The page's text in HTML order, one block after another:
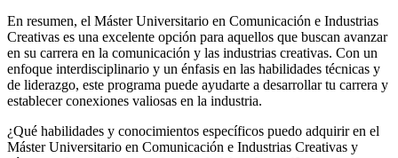
En resumen, el Máster Universitario en Comunicación e Industrias
Creativas es una excelente opción para aquellos que buscan avanzar
en su carrera en la comunicación y las industrias creativas. Con un
enfoque interdisciplinario y un énfasis en las habilidades técnicas y
de liderazgo, este programa puede ayudarte a desarrollar tu carrera y
establecer conexiones valiosas en la industria.
¿Qué habilidades y conocimientos específicos puedo adquirir en el
Máster Universitario en Comunicación e Industrias Creativas y